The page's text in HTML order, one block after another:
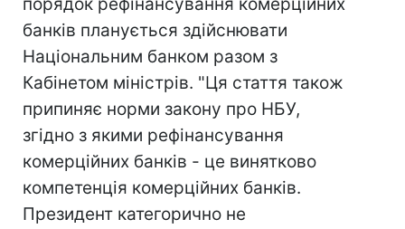
банків планується здійснювати
Національним банком разом з
Кабінетом міністрів. "Ця стаття також
припиняє норми закону про НБУ,
згідно з якими рефінансування
комерційних банків - це винятково
компетенція комерційних банків.
Президент категорично не